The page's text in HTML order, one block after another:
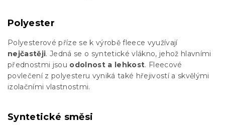
Polyester
Polyesterové příze se k výrobě fleece využívají
nejčastěji. Jedná se o syntetické vlákno, jehož hlavními
přednostmi jsou odolnost a lehkost. Fleecové
povlečení z polyesteru vyniká také hřejivostí a skvělými
izolačními vlastnostmi.
Syntetické směsi